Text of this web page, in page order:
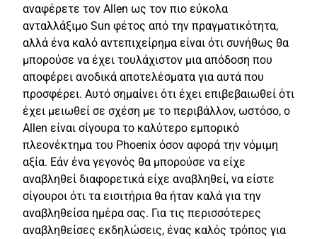
αναφέρετε τον Allen ως τον πιο εύκολα
ανταλλάξιμο Sun φέτος από την πραγματικότητα,
αλλά ένα καλό αντεπιχείρημα είναι ότι συνήθως θα
μπορούσε να έχει τουλάχιστον μια απόδοση που
αποφέρει ανοδικά αποτελέσματα για αυτά που
προσφέρει. Αυτό σημαίνει ότι έχει επιβεβαιωθεί ότι
έχει μειωθεί σε σχέση με το περιβάλλον, ωστόσο, ο
Allen είναι σίγουρα το καλύτερο εμπορικό
πλεονέκτημα του Phoenix όσον αφορά την νόμιμη
αξία. Εάν ένα γεγονός θα μπορούσε να είχε
αναβληθεί διαφορετικά είχε αναβληθεί, να είστε
σίγουροι ότι τα εισιτήρια θα ήταν καλά για την
αναβληθείσα ημέρα σας. Για τις περισσότερες
αναβληθείσες εκδηλώσεις, ένας καλός τρόπος για